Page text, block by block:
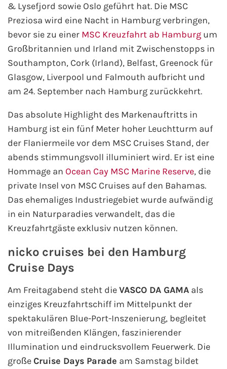
& Lysefjord sowie Oslo geführt hat. Die MSC
Preziosa wird eine Nacht in Hamburg verbringen,
bevor sie zu einer MSC Kreuzfahrt ab Hamburg um
Großbritannien und Irland mit Zwischenstopps in
Southampton, Cork (Irland), Belfast, Greenock für
Glasgow, Liverpool und Falmouth aufbricht und
am 24. September nach Hamburg zurückkehrt.
Das absolute Highlight des Markenauftritts in
Hamburg ist ein fünf Meter hoher Leuchtturm auf
der Flaniermeile vor dem MSC Cruises Stand, der
abends stimmungsvoll illuminiert wird. Er ist eine
Hommage an Ocean Cay MSC Marine Reserve, die
private Insel von MSC Cruises auf den Bahamas.
Das ehemaliges Industriegebiet wurde aufwändig
in ein Naturparadies verwandelt, das die
Kreuzfahrtgäste exklusiv nutzen können.
nicko cruises bei den Hamburg
Cruise Days
Am Freitagabend steht dieVASCO DA GAMA als
einziges Kreuzfahrtschiff im Mittelpunkt der
spektakulären Blue-Port-Inszenierung, begleitet
von mitreißenden Klängen, faszinierender
Illumination und eindrucksvollem Feuerwerk. Die
große Cruise Days Parade am Samstag bildet